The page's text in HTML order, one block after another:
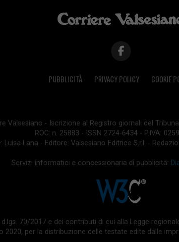
PUBBLICITÀ PRIVACY POLICY COOKIE
Valsesiano - Iscrizione al Registro giornali del
ROC: n. 25883 - ISSN 2724-6434 - P.IVA:
Luisa Lana - Editore: Valsesiano Editrice S.r.l. -
Servizi informatici e concessionaria di pubblicità:
70/2017 e dei contributi di cui alla Legge
2020, per la distribuzione delle testate edite dalle